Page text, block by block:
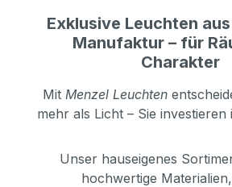
Exklusive Leuchten
Manufaktur – für
Charakter
Mit Menzel Leuchten
mehr als Licht – Sie
Unser hauseigenes
hochwertige